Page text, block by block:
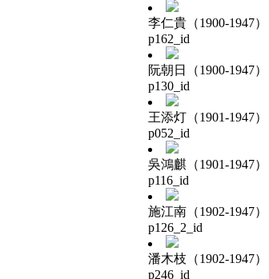
李仁貴（1900-1947）
p162_id
阮朝日（1900-1947）
p130_id
王添灯（1901-1947）
p052_id
吳鴻麒（1901-1947）
p116_id
施江南（1902-1947）
p126_2_id
潘木枝（1902-1947）
p246_id